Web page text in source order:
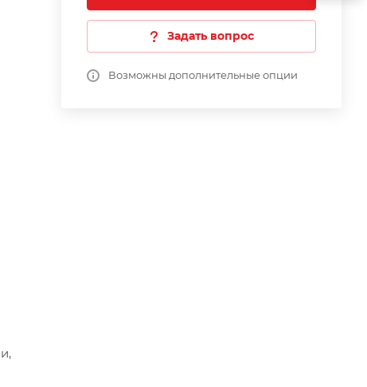
Задать вопрос
Возможны дополнительные опции